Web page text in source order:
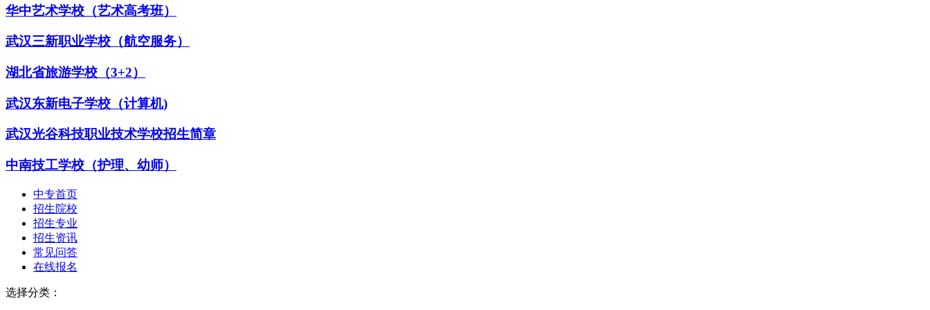
华中艺术学校（艺术高考班）
武汉三新职业学校（航空服务）
湖北省旅游学校（3+2）
武汉东新电子学校（计算机)
武汉光谷科技职业技术学校招生简章
中南技工学校（护理、幼师）
中专首页
招生院校
招生专业
招生资讯
常见问答
在线报名
选择分类：